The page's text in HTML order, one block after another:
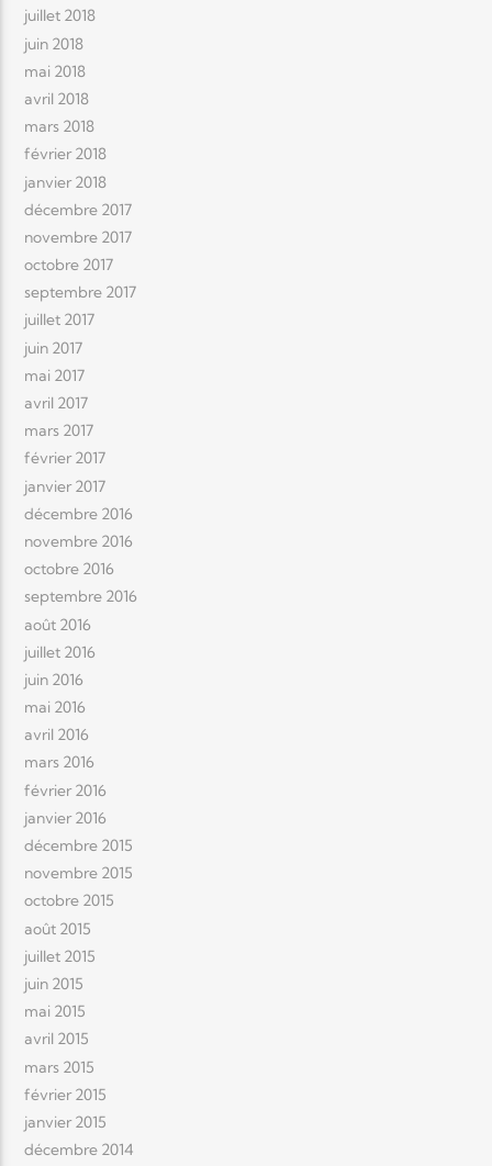
juillet 2018
juin 2018
mai 2018
avril 2018
mars 2018
février 2018
janvier 2018
décembre 2017
novembre 2017
octobre 2017
septembre 2017
juillet 2017
juin 2017
mai 2017
avril 2017
mars 2017
février 2017
janvier 2017
décembre 2016
novembre 2016
octobre 2016
septembre 2016
août 2016
juillet 2016
juin 2016
mai 2016
avril 2016
mars 2016
février 2016
janvier 2016
décembre 2015
novembre 2015
octobre 2015
août 2015
juillet 2015
juin 2015
mai 2015
avril 2015
mars 2015
février 2015
janvier 2015
décembre 2014